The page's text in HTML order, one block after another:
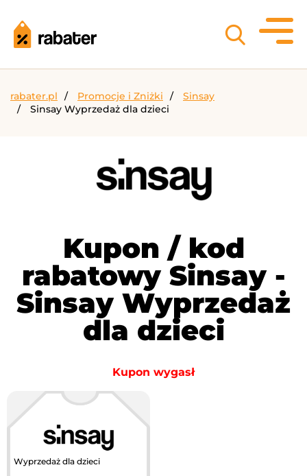
rabater.pl Promocje i Zniżki
Sinsay
Sinsay Wyprzedaż dla dzieci
Kupon / kod
rabatowy Sinsay -
Sinsay Wyprzedaż
dla dzieci
Kupon wygasł
Wyprzedaż dla dzieci